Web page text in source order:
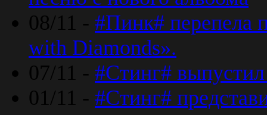
08/11 - #Пинк# перепела
with Diamonds».
07/11 - #Стинг#
01/11 - #Стинг#